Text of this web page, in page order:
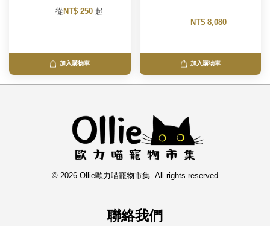
        從
NT$ 250 起
加入購物車
NT$ 8,080
加入購物車
© 2026 Ollie歐力喵寵物市集. All rights reserved
聯絡我們